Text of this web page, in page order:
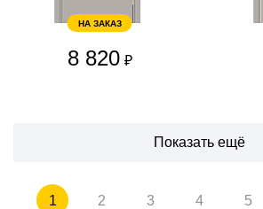
НА ЗАКАЗ
8 820 ₽
Показать ещё
1 2 3 4 5